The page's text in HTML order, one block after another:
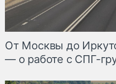
От Москвы до
— о работе с СПГ-